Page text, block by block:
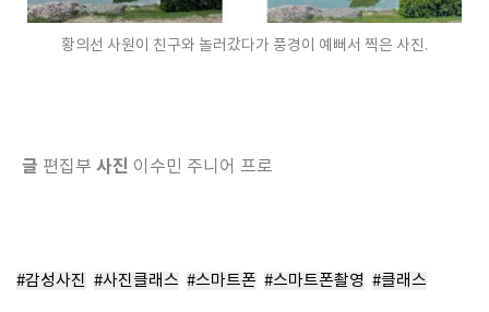
황의선 사원이 친구와 놀러갔다가 풍경이 예뻐서 찍은 사진.
글 편집부 사진 이수민 주니어 프로
#감성사진 #사진클래스 #스마트폰 #스마트폰촬영 #클래스